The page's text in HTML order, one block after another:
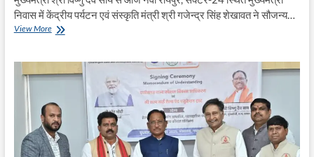
निवास में केंद्रीय पर्यटन एवं संस्कृति मंत्री श्री गजेन्द्र सिंह शेखावत ने सौजन्य…
View Moreकेंद्रीय
मंत्री
गजेन्द्र
सिंह
शेखावत
ने
मुख्यमंत्री